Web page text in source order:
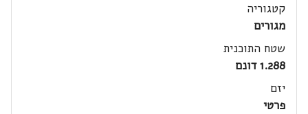
קטגוריה
מגורים
שטח התוכנית
1.288 דונם
יזם
פרטי